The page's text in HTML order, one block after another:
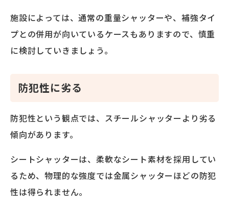
施設によっては、通常の重量シャッターや、補強タイ
プとの併用が向いているケースもありますので、慎重
に検討していきましょう。
防犯性に劣る
防犯性という観点では、スチールシャッターより劣る
傾向があります。
シートシャッターは、柔軟なシート素材を採用してい
るため、物理的な強度では金属シャッターほどの防犯
性は得られません。